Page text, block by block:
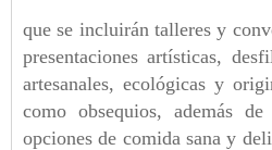
que se incluirán talleres y
presentaciones artísticas,
artesanales, ecológicas y
como obsequios, además
opciones de comida sana y